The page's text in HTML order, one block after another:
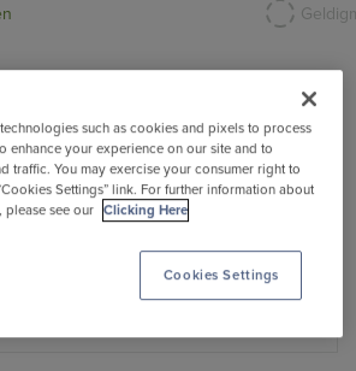
aan
met Gilead heeft gedeeld, gebruik dit dan voor
professioneel e-mailadres naar keuze op.
such as cookies and pixels to process
enhance your experience on our site and to
traffic. You may exercise your consumer right to
Settings” link. For further information about
please see our Clicking Here
Cookies Settings